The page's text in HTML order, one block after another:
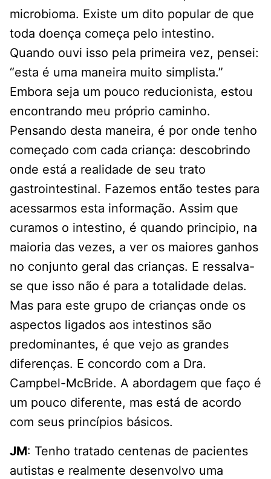
microbioma. Existe um dito popular de que
toda doença começa pelo intestino.
Quando ouvi isso pela primeira vez, pensei:
“esta é uma maneira muito simplista.”
Embora seja um pouco reducionista, estou
encontrando meu próprio caminho.
Pensando desta maneira, é por onde tenho
começado com cada criança: descobrindo
onde está a realidade de seu trato
gastrointestinal. Fazemos então testes para
acessarmos esta informação. Assim que
curamos o intestino, é quando principio, na
maioria das vezes, a ver os maiores ganhos
no conjunto geral das crianças. E ressalva-
se que isso não é para a totalidade delas.
Mas para este grupo de crianças onde os
aspectos ligados aos intestinos são
predominantes, é que vejo as grandes
diferenças. E concordo com a Dra.
Campbel-McBride. A abordagem que faço é
um pouco diferente, mas está de acordo
com seus princípios básicos.
JM: Tenho tratado centenas de pacientes
autistas e realmente desenvolvo uma